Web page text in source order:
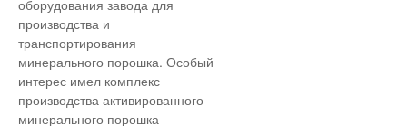
оборудования завода для
производства и
транспортирования
минерального порошка. Особый
интерес имел комплекс
производства активированного
минерального порошка